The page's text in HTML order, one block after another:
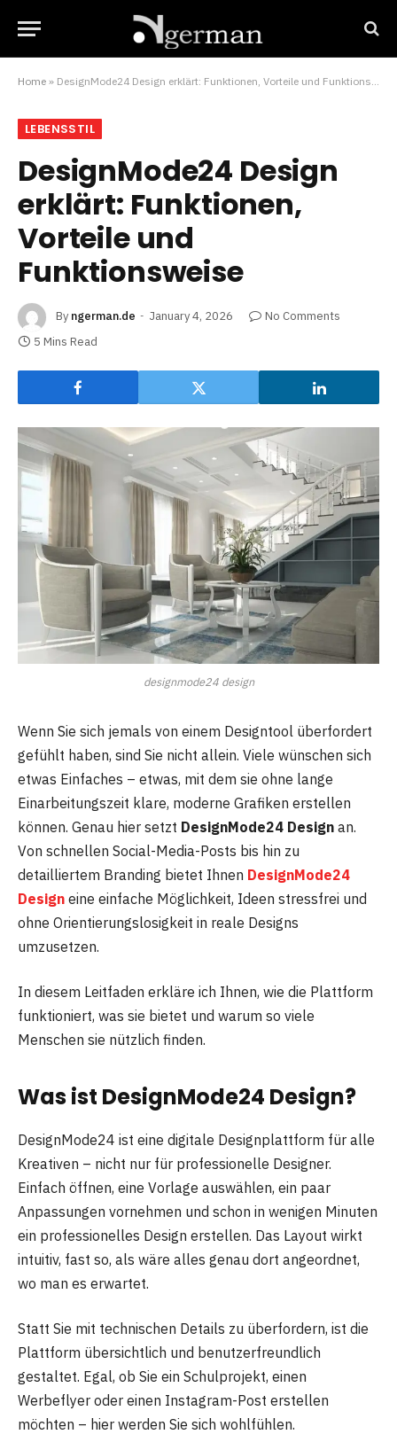
Home » DesignMode24 Design erklärt: Funktionen, Vorteile und Funktionsweise
LEBENSSTIL
DesignMode24 Design
erklärt: Funktionen,
Vorteile und
Funktionsweise
By ngerman.de January 4, 2026
No Comments
5 Mins Read
designmode24 design
Wenn Sie sich jemals von einem Designtool überfordert
gefühlt haben, sind Sie nicht allein. Viele wünschen sich
etwas Einfaches – etwas, mit dem sie ohne lange
Einarbeitungszeit klare, moderne Grafiken erstellen
können. Genau hier setzt DesignMode24 Design an.
Von schnellen Social-Media-Posts bis hin zu
detailliertem Branding bietet Ihnen DesignMode24
Design eine einfache Möglichkeit, Ideen stressfrei und
ohne Orientierungslosigkeit in reale Designs
umzusetzen.
In diesem Leitfaden erkläre ich Ihnen, wie die Plattform
funktioniert, was sie bietet und warum so viele
Menschen sie nützlich finden.
Was ist DesignMode24 Design?
DesignMode24 ist eine digitale Designplattform für alle
Kreativen – nicht nur für professionelle Designer.
Einfach öffnen, eine Vorlage auswählen, ein paar
Anpassungen vornehmen und schon in wenigen Minuten
ein professionelles Design erstellen. Das Layout wirkt
intuitiv, fast so, als wäre alles genau dort angeordnet,
wo man es erwartet.
Statt Sie mit technischen Details zu überfordern, ist die
Plattform übersichtlich und benutzerfreundlich
gestaltet. Egal, ob Sie ein Schulprojekt, einen
Werbeflyer oder einen Instagram-Post erstellen
möchten – hier werden Sie sich wohlfühlen.